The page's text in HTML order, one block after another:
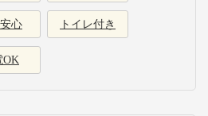
心 トイレ付き
OK